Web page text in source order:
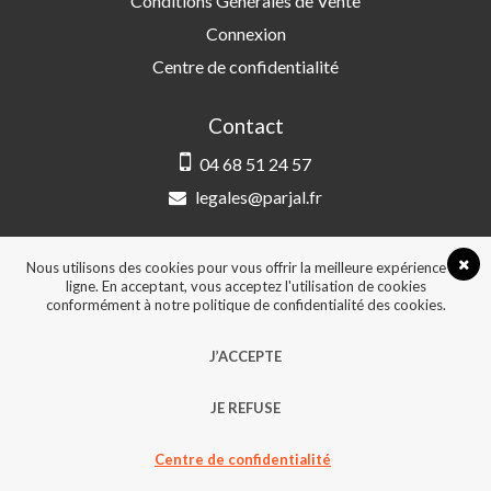
Connexion
Centre de confidentialité
Contact
04 68 51 24 57
legales@parjal.fr
3 Rue Saint-Amand, 66000 Perpignan
© 2026, Tous droits réservés - Design &
Nous utilisons des cookies pour vous offrir la meilleure expérience en
ligne. En acceptant, vous acceptez l'utilisation de cookies
conformément à notre politique de confidentialité des cookies.
J’ACCEPTE
JE REFUSE
Centre de confidentialité